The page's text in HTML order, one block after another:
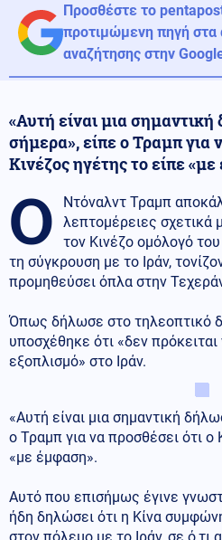
Προσθέστε το
προτιμώμενη πηγή στα
αναζήτησης στην
«Αυτή είναι μια
σήμερα», είπε ο Τραμπ για
Κινέζος ηγέτης το είπε
Ο
Ντόναλντ Τραμπ
λεπτομέρειες σχετικά
τον Κινέζο ομόλογό
τη σύγκρουση με το Ιράν,
προμηθεύσει όπλα στην
Όπως δήλωσε στο τηλεοπτικό
υποσχέθηκε ότι «δεν
εξοπλισμό» στο Ιράν.
«Αυτή είναι μια σημαντική
ο Τραμπ για να προσθέσει ότι ο
«με έμφαση».
Αυτό που επισήμως έγινε
ήδη δηλώσει ότι η Κίνα